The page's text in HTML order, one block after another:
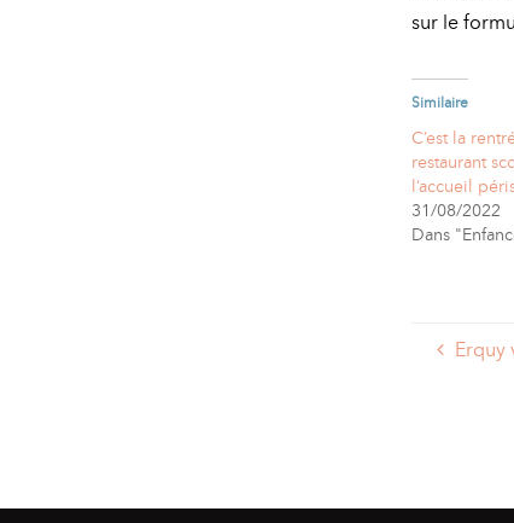
sur le
Similaire
C’est la
restaurant
l’accueil
31/08/2022
Dans
Erquy